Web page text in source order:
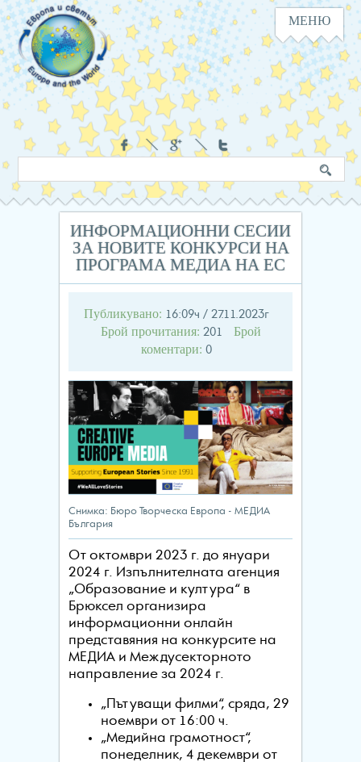
Навигация
МЕНЮ
Социални
в
сайта
дума
ИНФОРМАЦИОННИ СЕСИИ
ЗА НОВИТЕ КОНКУРСИ НА
ПРОГРАМА МЕДИА НА ЕС
Публикувано: 16:09ч / 27.11.2023г
Брой прочитания: 201
Брой
коментари: 0
Снимка: Бюро Творческа Европа - МЕДИА
България
От октомври 2023 г. до януари
2024 г. Изпълнителната агенция
„Образование и култура“ в
Брюксел организира
информационни онлайн
представяния на конкурсите на
МЕДИА и Междусекторното
направление за 2024 г.
„Пътуващи филми“, сряда, 29
ноември от 16:00 ч.
„Медийна грамотност“,
понеделник, 4 декември от